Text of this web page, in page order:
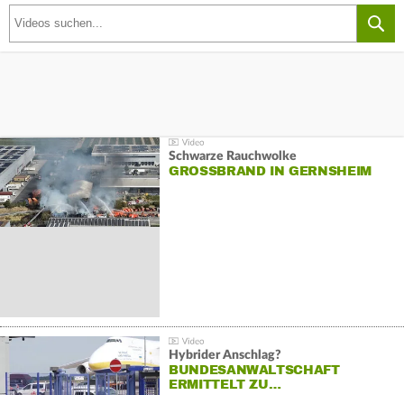
Schwarze Rauchwolke
GROSSBRAND IN GERNSHEIM
Hybrider Anschlag?
BUNDESANWALTSCHAFT
ERMITTELT ZU…